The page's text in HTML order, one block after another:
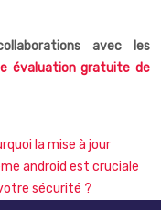
avec les
évaluation gratuite de
la mise à jour
android est cruciale
sécurité ?